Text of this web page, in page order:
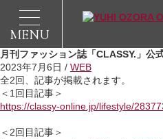
MENU
月刊ファッション誌「CLASSY.」公
2023年7月6日 / WEB
全2回、記事が掲載されます。
＜1回目記事＞
https://classy-online.jp/lifestyle/
＜2回目記事＞